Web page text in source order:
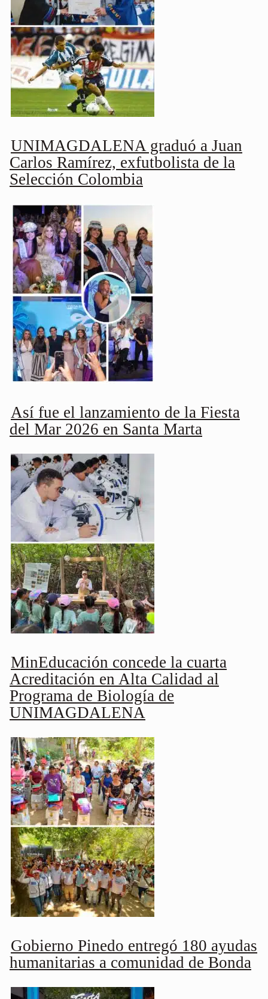
UNIMAGDALENA graduó a Juan
Carlos Ramírez, exfutbolista de la
Selección Colombia
Así fue el lanzamiento de la Fiesta
del Mar 2026 en Santa Marta
MinEducación concede la cuarta
Acreditación en Alta Calidad al
Programa de Biología de
UNIMAGDALENA
Gobierno Pinedo entregó 180 ayudas
humanitarias a comunidad de Bonda